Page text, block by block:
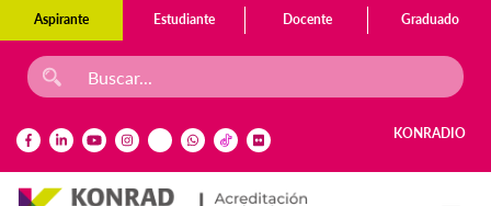
Aspirante Estudiante Docente Graduado
KONRADIO